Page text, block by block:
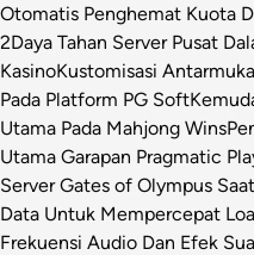
Otomatis Penghemat Kuota
2Daya Tahan Server Pusat
KasinoKustomisasi
Pada Platform PG Soft
Utama Pada Mahjong Wins
Utama Garapan Pragmatic
Server Gates of Olympus
Data Untuk Mempercepat
Frekuensi Audio Dan Efek